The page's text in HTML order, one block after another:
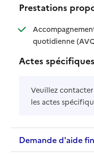
Prestations
quotidienne
:
:
Actes spécifiques
Veuillez
les actes
Demande d'aide